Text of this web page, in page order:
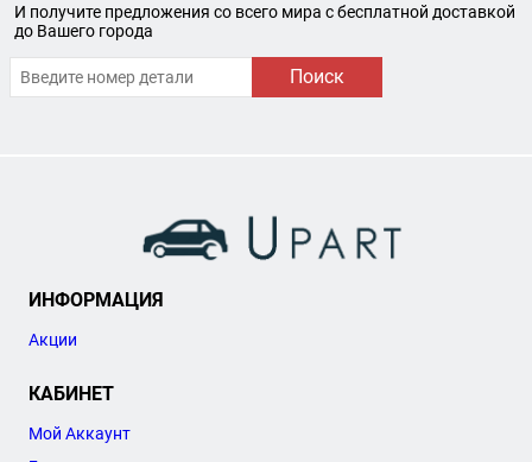
И получите предложения со всего мира с бесплатной доставкой
до Вашего города
Поиск
ИНФОРМАЦИЯ
Акции
КАБИНЕТ
Мой Аккаунт